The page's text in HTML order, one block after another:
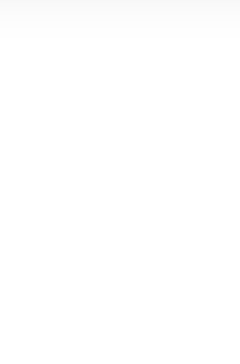
50360
факс) + автоподатчик.
брендом, названием аппарата и на